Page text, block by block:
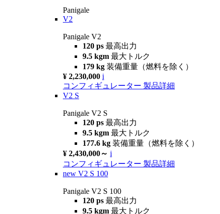
Panigale
V2
Panigale V2
120 ps 最高出力
9.5 kgm 最大トルク
179 kg 装備重量（燃料を除く）
¥ 2,230,000 i
コンフィギュレーター 製品詳細
V2 S
Panigale V2 S
120 ps 最高出力
9.5 kgm 最大トルク
177.6 kg 装備重量（燃料を除く）
¥ 2,430,000～ i
コンフィギュレーター 製品詳細
new V2 S 100
Panigale V2 S 100
120 ps 最高出力
9.5 kgm 最大トルク